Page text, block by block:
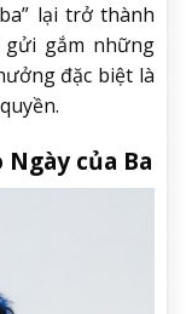
lại trở thành
gắm những
đặc biệt là
của Ba